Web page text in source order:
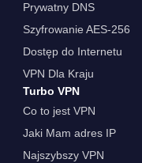
Prywatny DNS
Szyfrowanie AES-256
Dostęp do Internetu
VPN Dla Kraju
Turbo VPN
Co to jest VPN
Jaki Mam adres IP
Najszybszy VPN